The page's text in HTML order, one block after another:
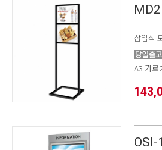
삽입식
A3 가로
OSI-